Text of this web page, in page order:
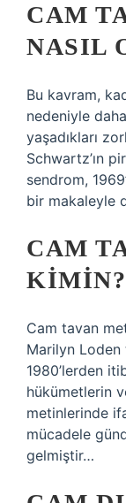
CAM
NASIL
Bu kavram,
nedeniyle
yaşadıkları
Schwartz’ın
sendrom,
bir makaleyle
CAM
KIMIN?
Cam tavan
Marilyn Loden
1980’lerden
hükümetlerin
metinlerinde
mücadele
gelmiştir…